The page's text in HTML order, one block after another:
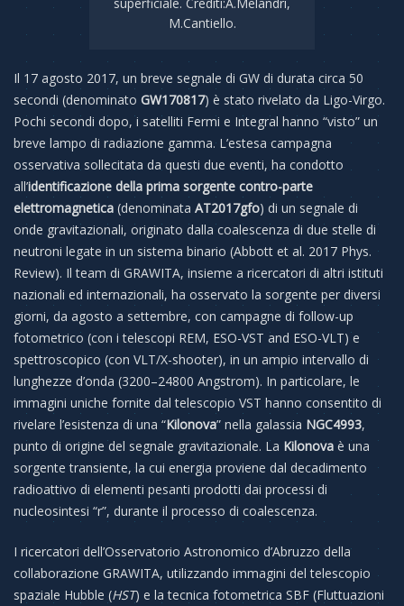
M.Cantiello.
Il 17 agosto 2017, un breve segnale di GW di durata circa 50
secondi (denominato GW170817) è stato rivelato da Ligo-Virgo.
Pochi secondi dopo, i satelliti Fermi e Integral hanno “visto” un
breve lampo di radiazione gamma. L’estesa campagna
osservativa sollecitata da questi due eventi, ha condotto
all’identificazione della prima sorgente contro-parte
elettromagnetica (denominata AT2017gfo) di un segnale di
onde gravitazionali, originato dalla coalescenza di due stelle di
neutroni legate in un sistema binario (Abbott et al. 2017 Phys.
Review). Il team di GRAWITA, insieme a ricercatori di altri istituti
nazionali ed internazionali, ha osservato la sorgente per diversi
giorni, da agosto a settembre, con campagne di follow-up
fotometrico (con i telescopi REM, ESO-VST and ESO-VLT) e
spettroscopico (con VLT/X-shooter), in un ampio intervallo di
lunghezze d’onda (3200–24800 Angstrom). In particolare, le
immagini uniche fornite dal telescopio VST hanno consentito di
rivelare l’esistenza di una “Kilonova” nella galassia NGC4993,
punto di origine del segnale gravitazionale. La Kilonova è una
sorgente transiente, la cui energia proviene dal decadimento
radioattivo di elementi pesanti prodotti dai processi di
nucleosintesi “r”, durante il processo di coalescenza.
I ricercatori dell’Osservatorio Astronomico d’Abruzzo della
collaborazione GRAWITA, utilizzando immagini del telescopio
spaziale Hubble (HST) e la tecnica fotometrica SBF (Fluttuazioni